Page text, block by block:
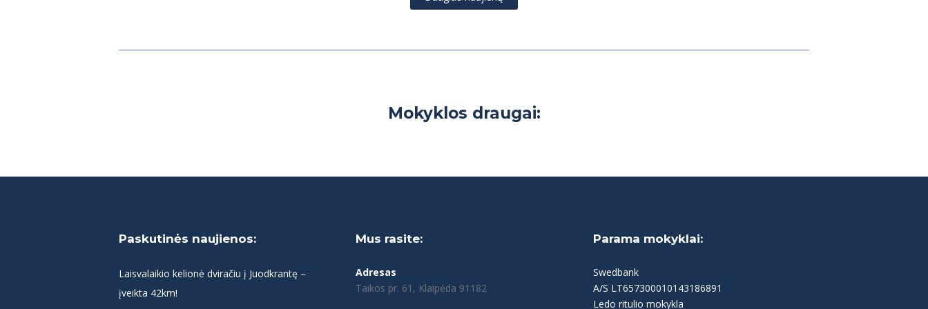
Mokyklos draugai:
Paskutinės naujienos:
Laisvalaikio kelionė dviračiu į Juodkrantę –
įveikta 42km!
Mus rasite:
Adresas
Taikos pr. 61, Klaipėda 91182
Parama mokyklai:
Swedbank
A/S LT657300010143186891
Ledo ritulio mokykla